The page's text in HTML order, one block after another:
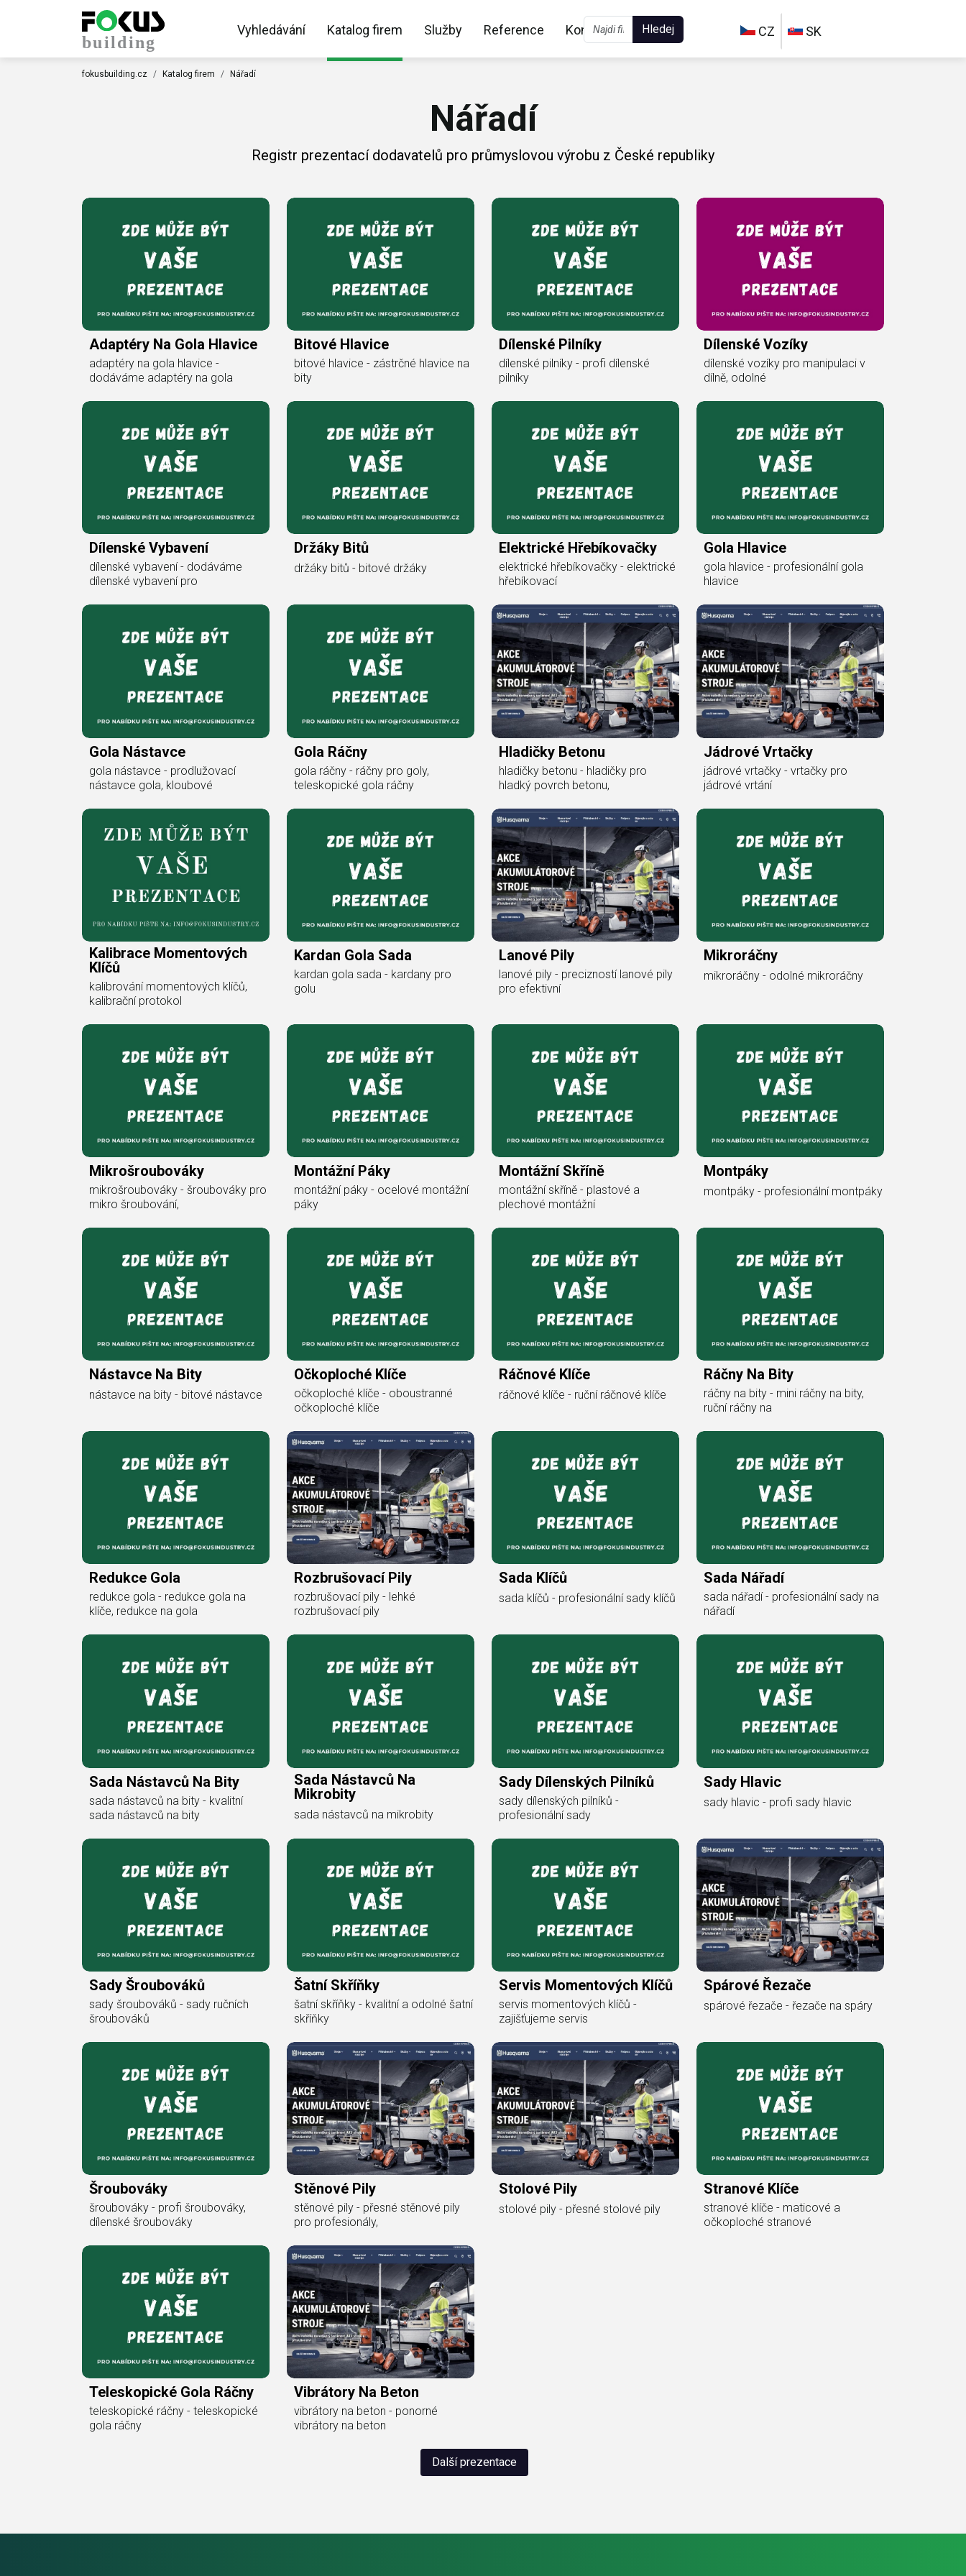
Vyhledávání Katalog firem Služby Reference Kontakt Hledej CZ SK
fokusbuilding.cz Katalog firem Nářadí
Nářadí
Registr prezentací dodavatelů pro průmyslovou výrobu z České republiky
Adaptéry Na Gola Hlavice
adaptéry na gola hlavice -
dodáváme adaptéry na gola
Bitové Hlavice
bitové hlavice - zástrčné hlavice na
bity
Dílenské Pilníky
dílenské pilníky - profi dílenské
pilníky
Dílenské Vozíky
dílenské vozíky pro manipulaci v
dílně, odolné
Dílenské Vybavení
dílenské vybavení - dodáváme
dílenské vybavení pro
Držáky Bitů
držáky bitů - bitové držáky
Elektrické Hřebíkovačky
elektrické hřebíkovačky - elektrické
hřebíkovací
Gola Hlavice
gola hlavice - profesionální gola
hlavice
Gola Nástavce
gola nástavce - prodlužovací
nástavce gola, kloubové
Gola Ráčny
gola ráčny - ráčny pro goly,
teleskopické gola ráčny
Hladičky Betonu
hladičky betonu - hladičky pro
hladký povrch betonu,
Jádrové Vrtačky
jádrové vrtačky - vrtačky pro
jádrové vrtání
Kalibrace Momentových
Klíčů
kalibrování momentových klíčů,
kalibrační protokol
Kardan Gola Sada
kardan gola sada - kardany pro
golu
Lanové Pily
lanové pily - precizností lanové pily
pro efektivní
Mikroráčny
mikroráčny - odolné mikroráčny
Mikrošroubováky
mikrošroubováky - šroubováky pro
mikro šroubování,
Montážní Páky
montážní páky - ocelové montážní
páky
Montážní Skříně
montážní skříně - plastové a
plechové montážní
Montpáky
montpáky - profesionální montpáky
Nástavce Na Bity
nástavce na bity - bitové nástavce
Očkoploché Klíče
očkoploché klíče - oboustranné
očkoploché klíče
Ráčnové Klíče
ráčnové klíče - ruční ráčnové klíče
Ráčny Na Bity
ráčny na bity - mini ráčny na bity,
ruční ráčny na
Redukce Gola
redukce gola - redukce gola na
klíče, redukce na gola
Rozbrušovací Pily
rozbrušovací pily - lehké
rozbrušovací pily
Sada Klíčů
sada klíčů - profesionální sady klíčů
Sada Nářadí
sada nářadí - profesionální sady na
nářadí
Sada Nástavců Na Bity
sada nástavců na bity - kvalitní
sada nástavců na bity
Sada Nástavců Na
Mikrobity
sada nástavců na mikrobity
Sady Dílenských Pilníků
sady dílenských pilníků -
profesionální sady
Sady Hlavic
sady hlavic - profi sady hlavic
Sady Šroubováků
sady šroubováků - sady ručních
šroubováků
Šatní Skříňky
šatní skříňky - kvalitní a odolné šatní
skříňky
Servis Momentových Klíčů
servis momentových klíčů -
zajišťujeme servis
Spárové Řezače
spárové řezače - řezače na spáry
Šroubováky
šroubováky - profi šroubováky,
dílenské šroubováky
Stěnové Pily
stěnové pily - přesné stěnové pily
pro profesionály,
Stolové Pily
stolové pily - přesné stolové pily
Stranové Klíče
stranové klíče - maticové a
očkoploché stranové
Teleskopické Gola Ráčny
teleskopické ráčny - teleskopické
gola ráčny
Vibrátory Na Beton
vibrátory na beton - ponorné
vibrátory na beton
Další prezentace